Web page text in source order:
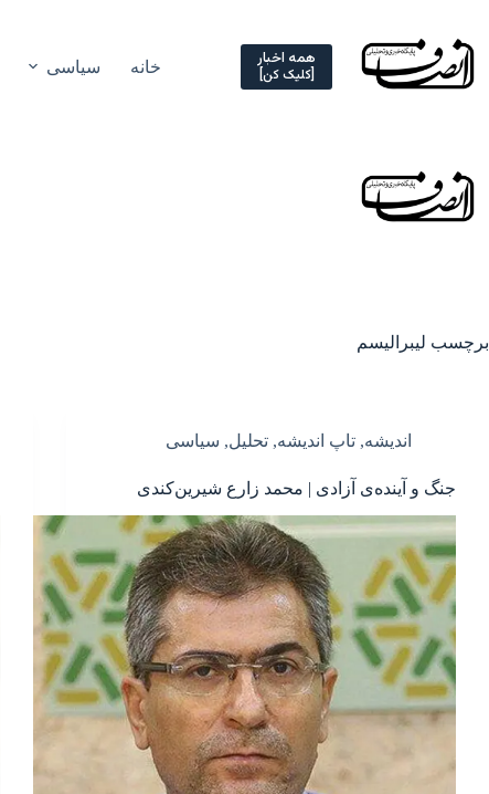
content
همه اخبار
[کلیک کن] خانه سیاسی
برچسب لیبرالیسم
اندیشه, تاپ اندیشه, تحلیل, سیاسی
جنگ و آینده‌ی آزادی | محمد زارع شیرین‌کندی